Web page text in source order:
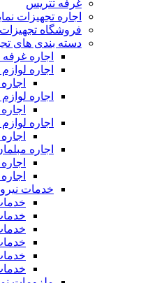
غرفه تتریس
اجاره تجهیزات
فروشگاه
دسته بندی های
اجاره
اجاره
اجاره
اجاره
اجاره
خدمات